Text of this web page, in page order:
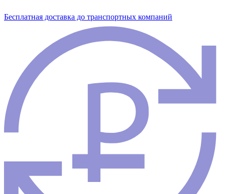
Бесплатная доставка до транспортных компаний